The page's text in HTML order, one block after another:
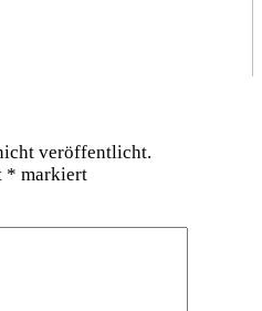
veröffentlicht.
* markiert